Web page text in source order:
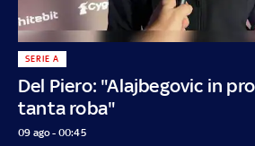
Del Piero: "Alajbegovic in
tanta roba"
SERIE A
09 ago - 00:45